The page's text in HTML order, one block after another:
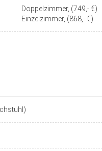
Doppelzimmer, (749,- €)
Einzelzimmer, (868,- €)